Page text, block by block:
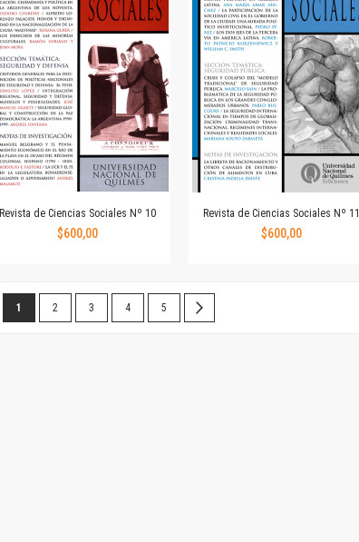
Investigación
Tesis Grado
Tesis Posgrado
Cursos
Experiencias
Escuela de Artes
Colecciones
Publicaciones periódicas
Series
Revista de Ciencias Sociales Nº 10
$600,00
Revista de Ciencias Sociales Nº 11
$600,00
Estás leyendo la página
1 Página
2 Página
3 Página
4 Página
5